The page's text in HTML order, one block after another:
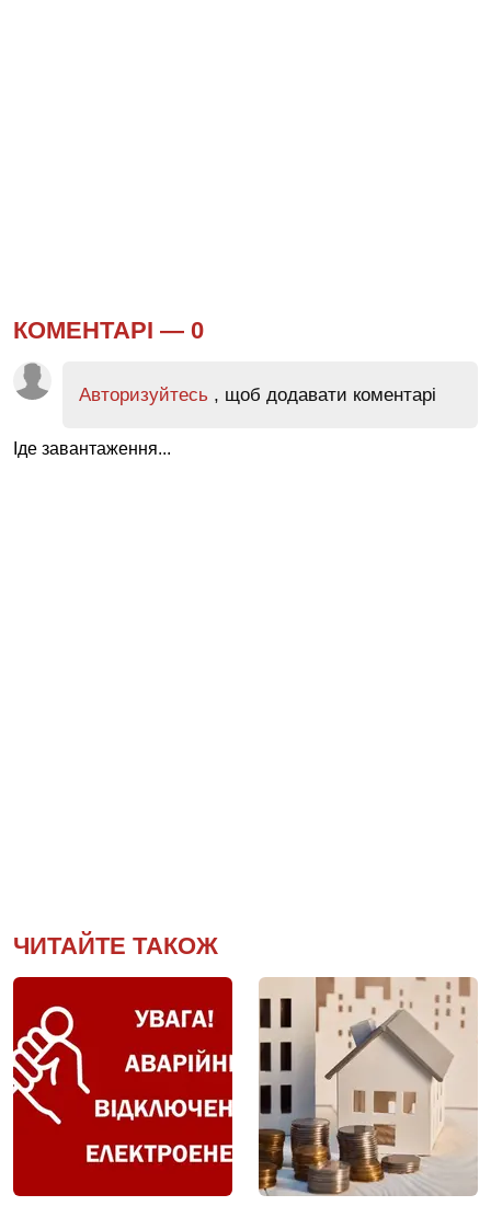
КОМЕНТАРІ — 0
Авторизуйтесь , щоб додавати коментарі
Іде завантаження...
ЧИТАЙТЕ ТАКОЖ